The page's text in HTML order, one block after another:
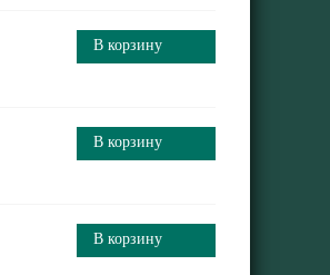
В корзину
В корзину
В корзину